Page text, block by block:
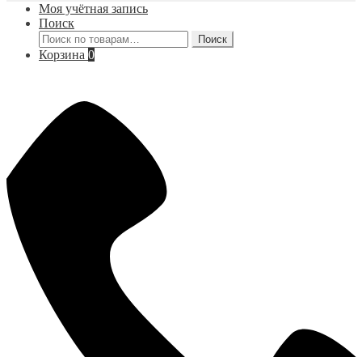
Моя учётная запись
Поиск
Искать:
Поиск
Корзина 0